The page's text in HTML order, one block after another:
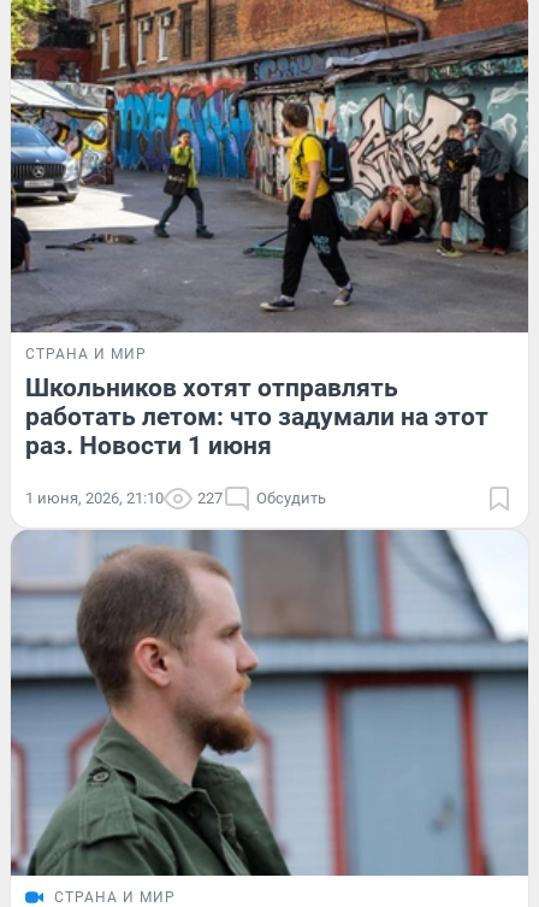
СТРАНА И МИР
Школьников хотят отправлять
работать летом: что задумали на этот
раз. Новости 1 июня
1 июня, 2026, 21:10 227 Обсудить
СТРАНА И МИР